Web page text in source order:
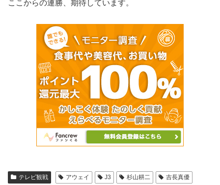
ここからの連勝、期待しています。
テレビ観戦 アウェイ J3 杉山耕二 吉長真優